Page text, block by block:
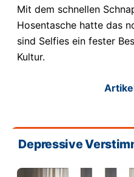
Mit dem schnellen
Hosentasche hatte das
sind Selfies ein fester
Kultur.
Depressive